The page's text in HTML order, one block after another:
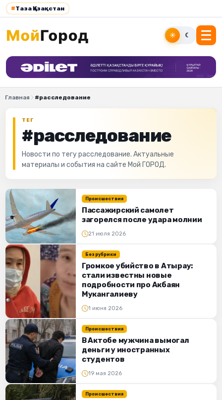
#Таза Қазақстан
☀ ☾
Главная #расследование
ТЕГ
#расследование
Новости по тегу расследование. Актуальные
материалы и события на сайте Мой ГОРОД.
Происшествия
Пассажирский самолет
загорелся после удара молнии
21 июля 2026
Без рубрики
Громкое убийство в Атырау:
стали известны новые
подробности про Акбаян
Мукангалиеву
1 июня 2026
Происшествия
В Актобе мужчина вымогал
деньги у иностранных
студентов
19 мая 2026
Происшествия